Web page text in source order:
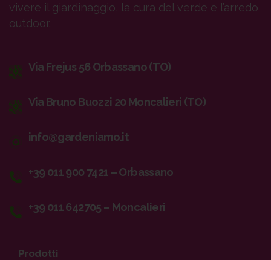
vivere il giardinaggio, la cura del verde e l’arredo
outdoor.
Via Frejus 56 Orbassano (TO)
Via Bruno Buozzi 20 Moncalieri (TO)
info@gardeniamo.it
+39 011 900 7421 – Orbassano
+39 011 642705 – Moncalieri
Prodotti